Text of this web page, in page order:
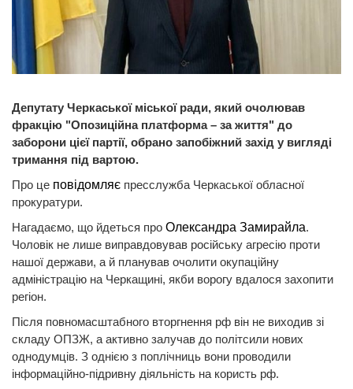
Депутату Черкаської міської ради, який очолював
фракцію "Опозиційна платформа – за життя" до
заборони цієї партії, обрано запобіжний захід у вигляді
тримання під вартою.
Про це повідомляє пресслужба Черкаської обласної
прокуратури.
Нагадаємо, що йдеться про Олександра Замирайла.
Чоловік не лише виправдовував російську агресію проти
нашої держави, а й планував очолити окупаційну
адміністрацію на Черкащині, якби ворогу вдалося захопити
регіон.
Після повномасштабного вторгнення рф він не виходив зі
складу ОПЗЖ, а активно залучав до політсили нових
однодумців. З однією з поплічниць вони проводили
інформаційно-підривну діяльність на користь рф.